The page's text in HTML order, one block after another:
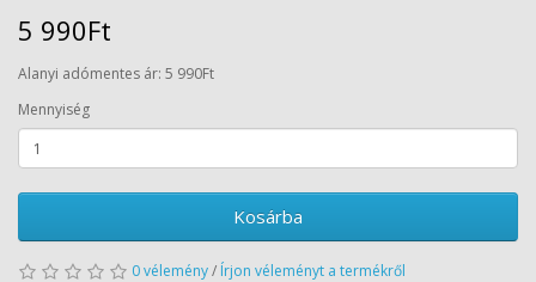
5 990Ft
Alanyi adómentes ár: 5 990Ft
Mennyiség
Kosárba
0 vélemény/ Írjon véleményt a termékről